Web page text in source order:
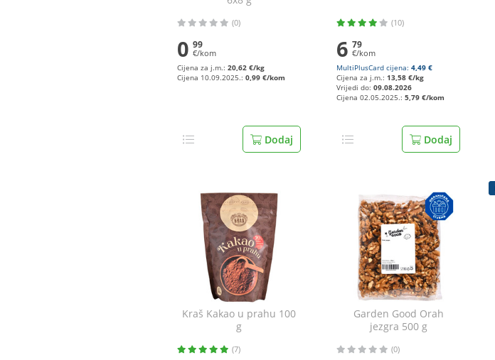
(0)
0 99
€/kom
Cijena za j.m.: 20,62 €/kg
Cijena 10.09.2025.: 0,99 €/kom
Dodaj
(10)
6 79
€/kom
MultiPlusCard cijena: 4,49 €
Cijena za j.m.: 13,58 €/kg
Vrijedi do: 09.08.2026
Cijena 02.05.2025.: 5,79 €/kom
Dodaj
Kraš Kakao u prahu 100
g
(7)
Garden Good Orah
jezgra 500 g
(0)